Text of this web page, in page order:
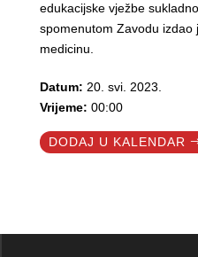
edukacijske vježbe
spomenutom Zavodu izdao
medicinu.
Datum: 20. svi. 2023.
Vrijeme: 00:00
DODAJ U KALENDAR